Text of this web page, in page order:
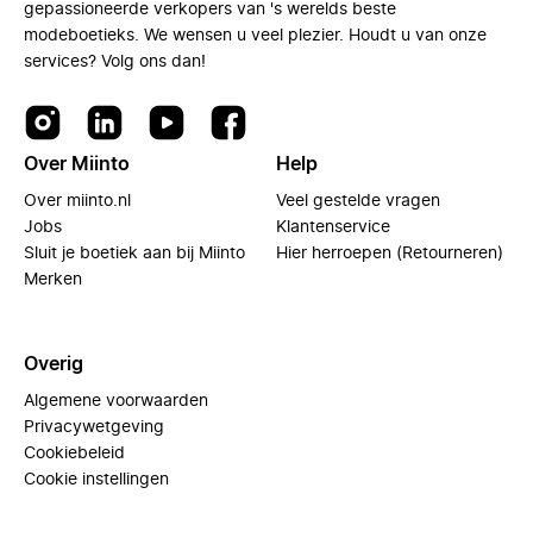
gepassioneerde verkopers van 's werelds beste
modeboetieks. We wensen u veel plezier. Houdt u van onze
services? Volg ons dan!
Over Miinto
Over miinto.nl
Jobs
Sluit je boetiek aan bij Miinto
Merken
Help
Veel gestelde vragen
Klantenservice
Hier herroepen (Retourneren)
Overig
Algemene voorwaarden
Privacywetgeving
Cookiebeleid
Cookie instellingen